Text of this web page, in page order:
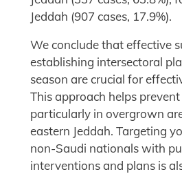
Jeddah (907 cases, 17.9%).
We conclude that effective
establishing intersectoral
season are crucial for
This approach helps
particularly in overgrown
eastern Jeddah. Targeting
non-Saudi nationals with
interventions and plans is